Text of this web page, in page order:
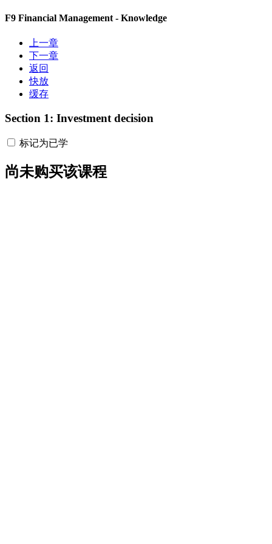
F9 Financial Management - Knowledge
上一章
下一章
返回
快放
缓存
Section 1: Investment decision
标记为已学
尚未购买该课程